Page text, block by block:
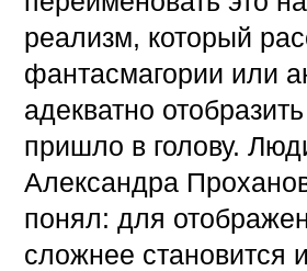
реализм, который
фантасмагории или
адекватно
пришло в голову.
Александра
понял: для
сложнее становится